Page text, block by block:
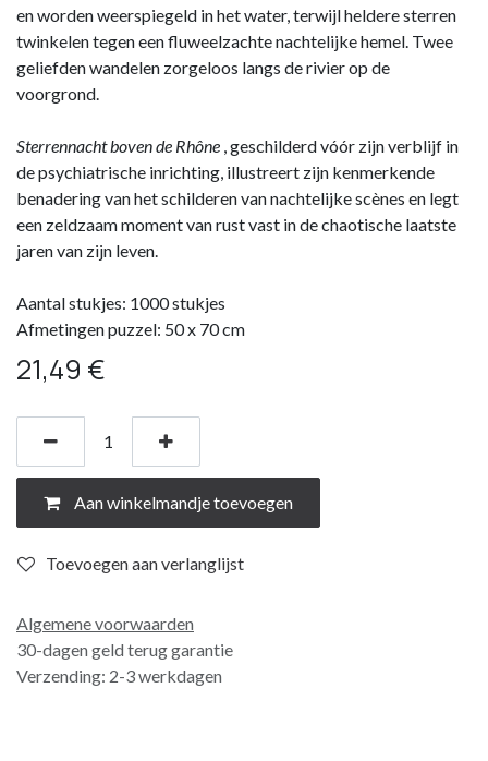
en worden weerspiegeld in het water, terwijl heldere sterren
twinkelen tegen een fluweelzachte nachtelijke hemel. Twee
geliefden wandelen zorgeloos langs de rivier op de
voorgrond.
Sterrennacht boven de Rhône , geschilderd vóór zijn verblijf in
de psychiatrische inrichting, illustreert zijn kenmerkende
benadering van het schilderen van nachtelijke scènes en legt
een zeldzaam moment van rust vast in de chaotische laatste
jaren van zijn leven.
Aantal stukjes: 1000 stukjes
Afmetingen puzzel: 50 x 70 cm
21,49 €
Aan winkelmandje toevoegen
Toevoegen aan verlanglijst
Algemene voorwaarden
30-dagen geld terug garantie
Verzending: 2-3 werkdagen